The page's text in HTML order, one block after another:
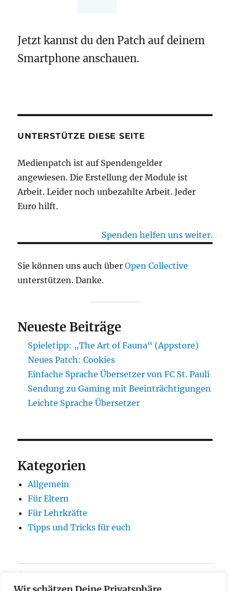
Jetzt kannst du den Patch auf deinem
Smartphone anschauen.
UNTERSTÜTZE DIESE SEITE
Medienpatch ist auf Spendengelder
angewiesen. Die Erstellung der Module ist
Arbeit. Leider noch unbezahlte Arbeit. Jeder
Euro hilft.
Spenden helfen uns weiter.
Sie können uns auch überOpen Collective
unterstützen. Danke.
Neueste Beiträge
Spieletipp: „The Art of Fauna“ (Appstore)
Neues Patch: Cookies
Einfache Sprache Übersetzer von FC St. Pauli
Sendung zu Gaming mit Beeinträchtigungen
Leichte Sprache Übersetzer
Kategorien
Allgemein
Für Eltern
Für Lehrkräfte
Tipps und Tricks für euch